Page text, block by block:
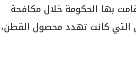
بها الحكومة خلال مكافحة
ورق القطن التي كانت تهدد محصول القطن،